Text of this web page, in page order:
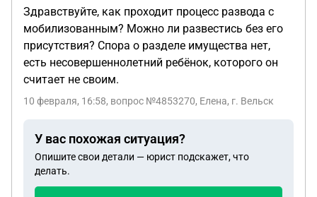
Здравствуйте, как проходит процесс развода с
мобилизованным? Можно ли развестись без его
присутствия? Спора о разделе имущества нет,
есть несовершеннолетний ребёнок, которого он
считает не своим.
10 февраля, 16:58, вопрос №4853270, Елена, г. Вельск
У вас похожая ситуация?
Опишите свои детали — юрист подскажет, что
делать.